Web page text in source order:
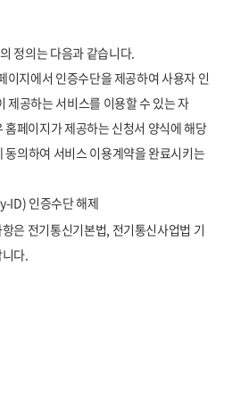
정의는 다음과 같습니다.
이지에서 인증수단을 제공하여 사용자 인
제공하는 서비스를 이용할 수 있는 자
페이지가 제공하는 신청서 양식에 해당
동의하여 서비스 이용계약을 완료시키는
ID) 인증수단 해제
은 전기통신기본법, 전기통신사업법 기
다.